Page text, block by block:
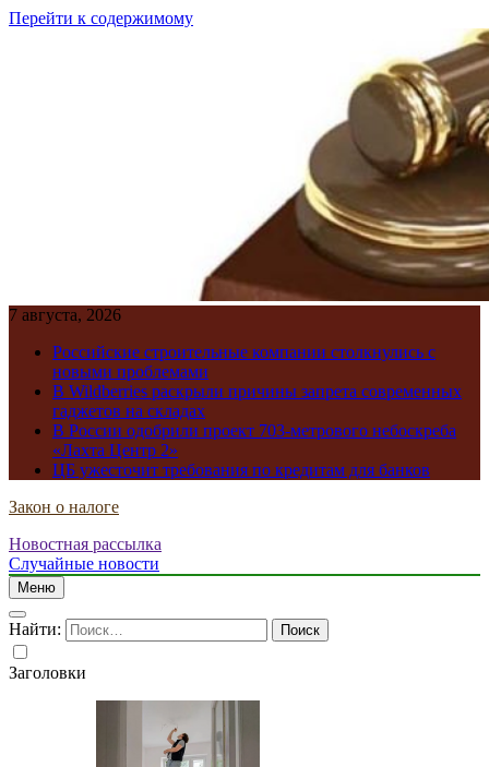
Перейти к содержимому
7 августа, 2026
Российские строительные компании столкнулись с
новыми проблемами
В Wildberries раскрыли причины запрета современных
гаджетов на складах
В России одобрили проект 703-метрового небоскреба
«Лахта Центр 2»
ЦБ ужесточит требования по кредитам для банков
Закон о налоге
Новостная рассылка
Случайные новости
Меню
Найти:
Заголовки